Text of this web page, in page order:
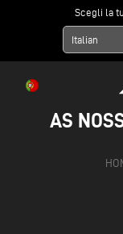
Scegli la
Italian
AS